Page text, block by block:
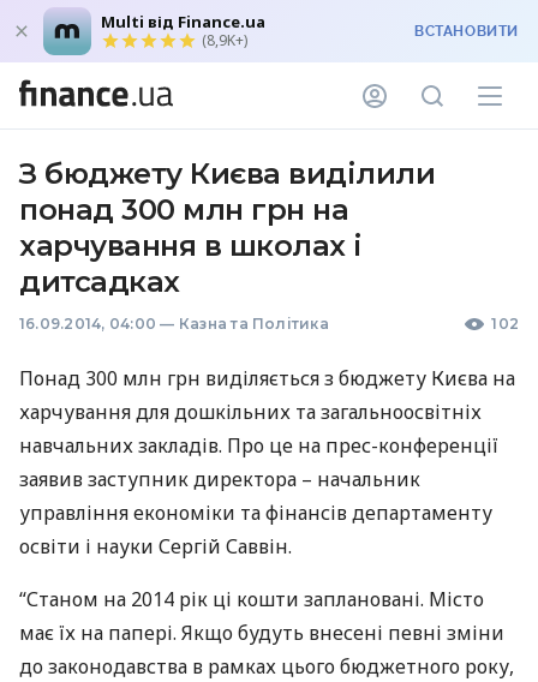
Multi від Finance.ua
(8,9K+) ВСТАНОВИТИ
З бюджету Києва виділили
понад 300 млн грн на
харчування в школах і
дитсадках
16.09.2014, 04:00 — Казна та Політика 102
Понад 300 млн грн виділяється з бюджету Києва на
харчування для дошкільних та загальноосвітніх
навчальних закладів. Про це на прес-конференції
заявив заступник директора – начальник
управління економіки та фінансів департаменту
освіти і науки Сергій Саввін.
“Станом на 2014 рік ці кошти заплановані. Місто
має їх на папері. Якщо будуть внесені певні зміни
до законодавства в рамках цього бюджетного року,